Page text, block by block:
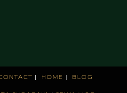
HOME BLOG